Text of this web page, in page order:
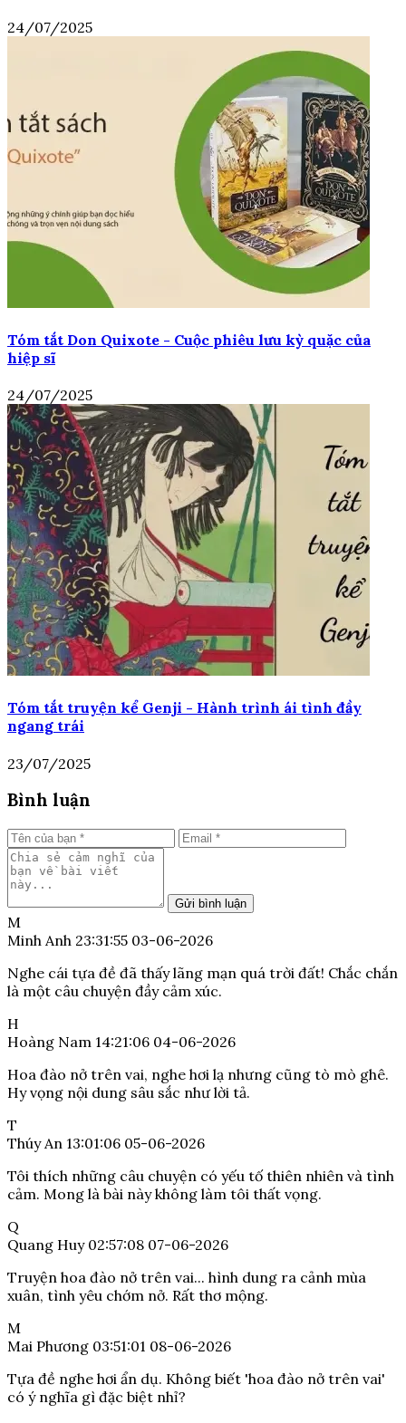
24/07/2025
Tóm tắt Don Quixote - Cuộc phiêu lưu kỳ quặc của
hiệp sĩ
24/07/2025
Tóm tắt truyện kể Genji - Hành trình ái tình đầy
ngang trái
23/07/2025
Bình luận
Gửi bình luận
M
Minh Anh 23:31:55 03-06-2026
Nghe cái tựa đề đã thấy lãng mạn quá trời đất! Chắc chắn
là một câu chuyện đầy cảm xúc.
H
Hoàng Nam 14:21:06 04-06-2026
Hoa đào nở trên vai, nghe hơi lạ nhưng cũng tò mò ghê.
Hy vọng nội dung sâu sắc như lời tả.
T
Thúy An 13:01:06 05-06-2026
Tôi thích những câu chuyện có yếu tố thiên nhiên và tình
cảm. Mong là bài này không làm tôi thất vọng.
Q
Quang Huy 02:57:08 07-06-2026
Truyện hoa đào nở trên vai... hình dung ra cảnh mùa
xuân, tình yêu chớm nở. Rất thơ mộng.
M
Mai Phương 03:51:01 08-06-2026
Tựa đề nghe hơi ẩn dụ. Không biết 'hoa đào nở trên vai'
có ý nghĩa gì đặc biệt nhỉ?